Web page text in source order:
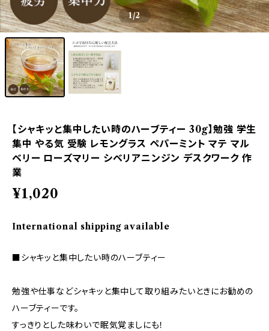
1/2
【シャキッと集中したい時のハーブティー 30g】勉強 学生
集中 やる気 受験 レモングラス ペパーミント マテ マル
ベリー ローズマリー シベリアニンジン デスクワーク 作
業
¥1,020
International shipping available
■シャキッと集中したい時のハーブティー
勉強や仕事などシャキッと集中して取り組みたいときにお勧めの
ハーブティーです。
すっきりとした味わいで眠気覚ましにも！